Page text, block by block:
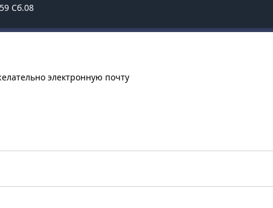
59 Сб.08
электронную почту